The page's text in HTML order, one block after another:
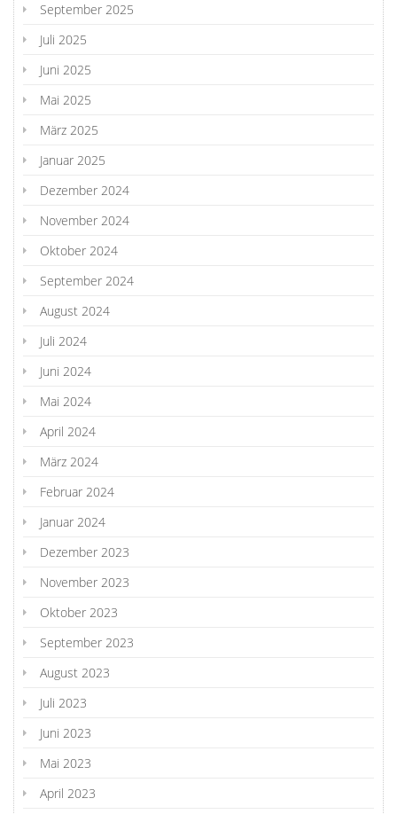
September 2025
Juli 2025
Juni 2025
Mai 2025
März 2025
Januar 2025
Dezember 2024
November 2024
Oktober 2024
September 2024
August 2024
Juli 2024
Juni 2024
Mai 2024
April 2024
März 2024
Februar 2024
Januar 2024
Dezember 2023
November 2023
Oktober 2023
September 2023
August 2023
Juli 2023
Juni 2023
Mai 2023
April 2023